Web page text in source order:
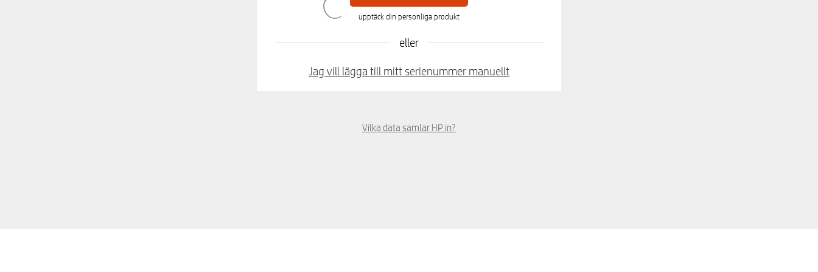
upptäck din personliga produkt
eller
Jag vill lägga till mitt serienummer manuellt
Vilka data samlar HP in?